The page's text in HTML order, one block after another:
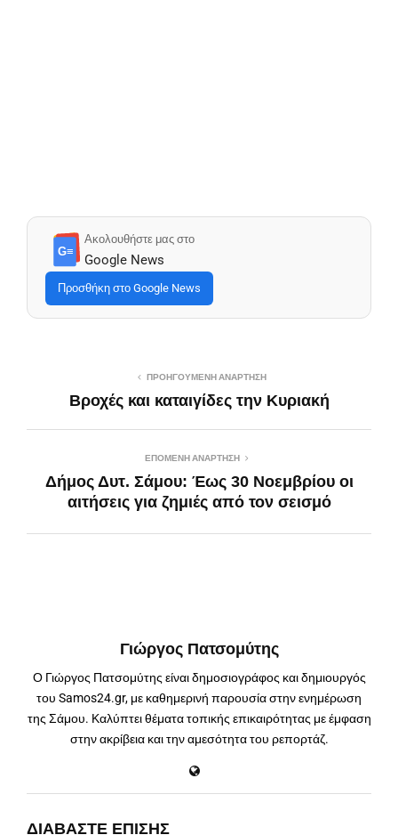
G≡
Ακολουθήστε μας στο
Google News
Προσθήκη στο Google News
ΠΡΟΗΓΟΎΜΕΝΗ ΑΝΆΡΤΗΣΗ
Βροχές και καταιγίδες την Κυριακή
ΕΠΌΜΕΝΗ ΑΝΆΡΤΗΣΗ
Δήμος Δυτ. Σάμου: Έως 30 Νοεμβρίου οι
αιτήσεις για ζημιές από τον σεισμό
Γιώργος Πατσομύτης
Ο Γιώργος Πατσομύτης είναι δημοσιογράφος και δημιουργός
του Samos24.gr, με καθημερινή παρουσία στην ενημέρωση
της Σάμου. Καλύπτει θέματα τοπικής επικαιρότητας με έμφαση
στην ακρίβεια και την αμεσότητα του ρεπορτάζ.
ΔΙΑΒΆΣΤΕ ΕΠΊΣΗΣ